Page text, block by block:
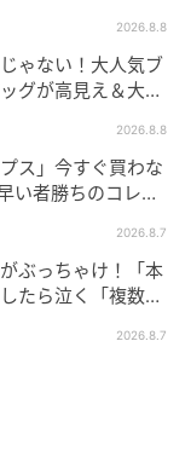
いるので、中
。
2026.8.8
ゃない！大人気ブ
グが高見え＆大容
2026.8.8
ス」今すぐ買わな
い者勝ちのコレ買
2026.8.7
ぶっちゃけ！「本
たら泣く「複数買
2026.8.7